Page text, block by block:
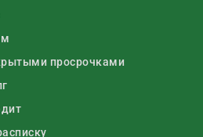
просрочками